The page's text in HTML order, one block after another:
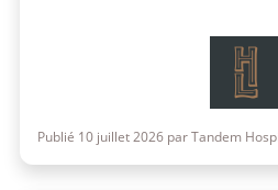
Publié 10 juillet 2026 par Tandem